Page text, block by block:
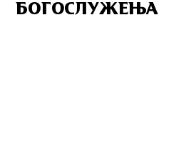
БОГОСЛУЖЕЊА